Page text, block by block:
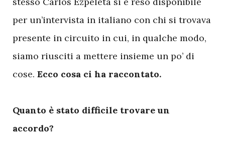
per un’intervista in italiano con chi si trovava
presente in circuito in cui, in qualche modo,
siamo riusciti a mettere insieme un po’ di
cose. Ecco cosa ci ha raccontato.
Quanto è stato difficile trovare un
accordo?